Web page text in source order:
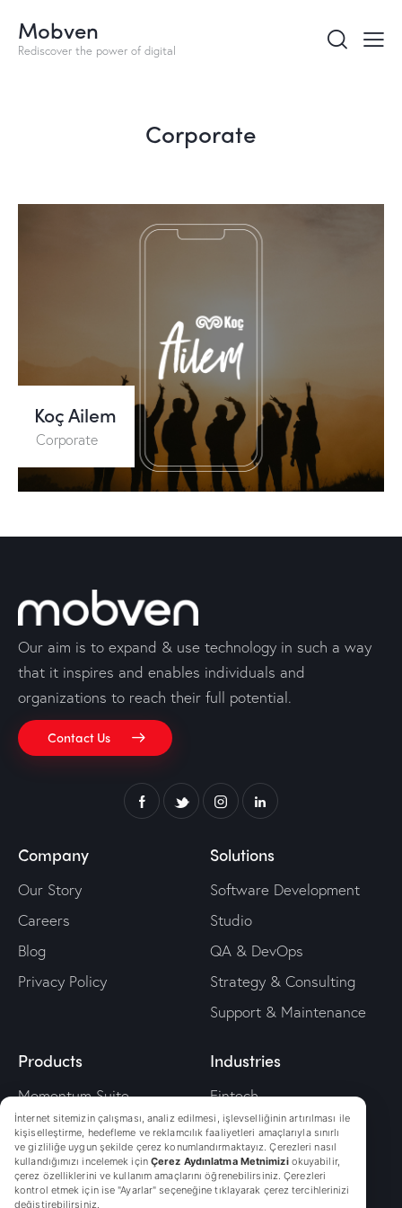
Mobven
Rediscover the power of digital
Corporate
Koç Ailem
Corporate
Our aim is to expand & use technology in such a way
that it inspires and enables individuals and
organizations to reach their full potential.
Contact Us
Company
Our Story
Careers
Blog
Privacy Policy
Solutions
Software Development
Studio
QA & DevOps
Strategy & Consulting
Support & Maintenance
Products
Momentum Suite
Wallet
Mobkit
Digital Onboarding
Industries
Fintech
Retailtech
Travel
Energy
İnternet sitemizin çalışması, analiz edilmesi, işlevselliğinin artırılması ile
kişiselleştirme, hedefleme ve reklamcılık faaliyetleri amaçlarıyla sınırlı
ve gizliliğe uygun şekilde çerez konumlandırmaktayız. Çerezleri nasıl
kullandığımızı incelemek içinÇerez Aydınlatma Metnimiziokuyabilir,
çerez özelliklerini ve kullanım amaçlarını öğrenebilirsiniz. Çerezleri
kontrol etmek için ise "Ayarlar" seçeneğine tıklayarak çerez tercihlerinizi
değiştirebilirsiniz.